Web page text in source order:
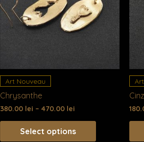
Art Nouveau
Chrysanthe
380.00 lei –470.00 lei
Select options
multiple
variants.
The
options
may
be